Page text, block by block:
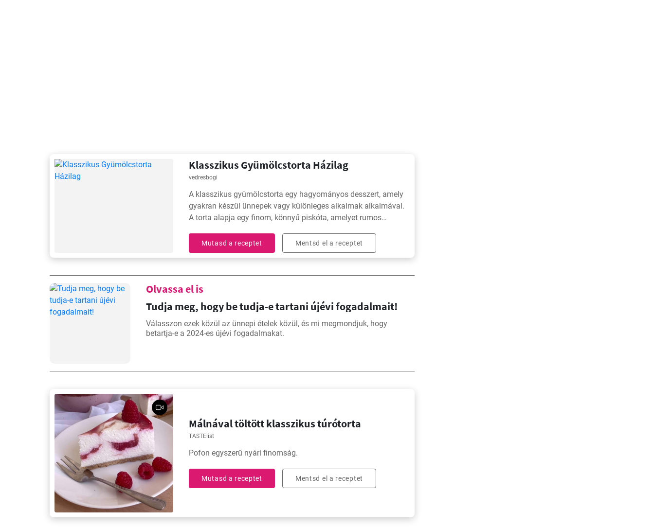
Klasszikus Gyümölcstorta Házilag
vedresbogi
A klasszikus gyümölcstorta egy hagyományos desszert, amely
gyakran készül ünnepek vagy különleges alkalmak alkalmával.
A torta alapja egy finom, könnyű piskóta, amelyet rumos
Mutasd a receptet Mentsd el a receptet
Olvassa el is
Tudja meg, hogy be tudja-e tartani újévi fogadalmait!
Válasszon ezek közül az ünnepi ételek közül, és mi megmondjuk, hogy
betartja-e a 2024-es újévi fogadalmakat.
Málnával töltött klasszikus túrótorta
TASTElist
Pofon egyszerű nyári finomság.
Mutasd a receptet Mentsd el a receptet